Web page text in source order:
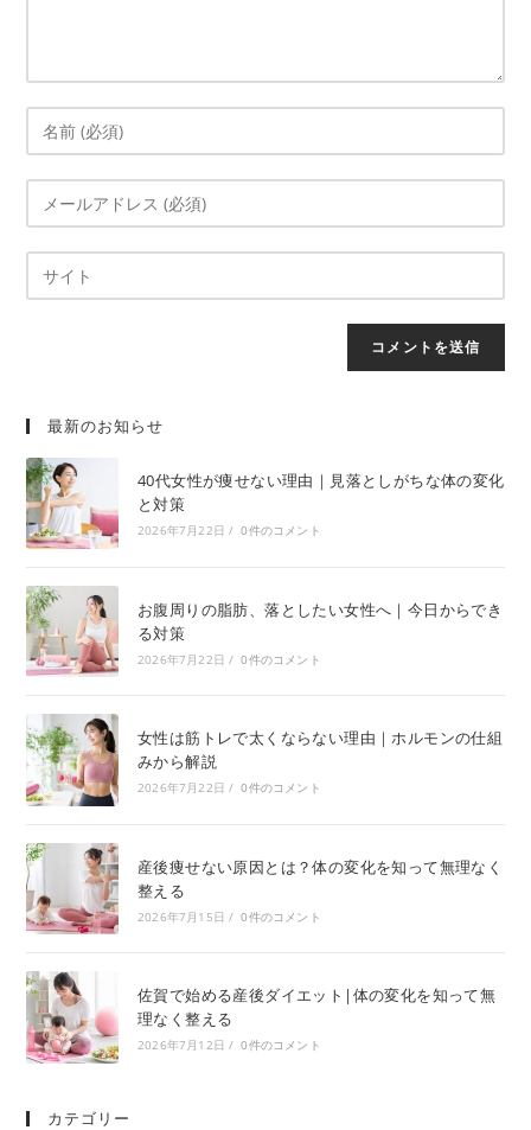
最新のお知らせ
40代女性が痩せない理由｜見落としがちな体の変化
と対策
2026年7月22日 / 0件のコメント
お腹周りの脂肪、落としたい女性へ｜今日からでき
る対策
2026年7月22日 / 0件のコメント
女性は筋トレで太くならない理由｜ホルモンの仕組
みから解説
2026年7月22日 / 0件のコメント
産後痩せない原因とは？体の変化を知って無理なく
整える
2026年7月15日 / 0件のコメント
佐賀で始める産後ダイエット|体の変化を知って無
理なく整える
2026年7月12日 / 0件のコメント
カテゴリー